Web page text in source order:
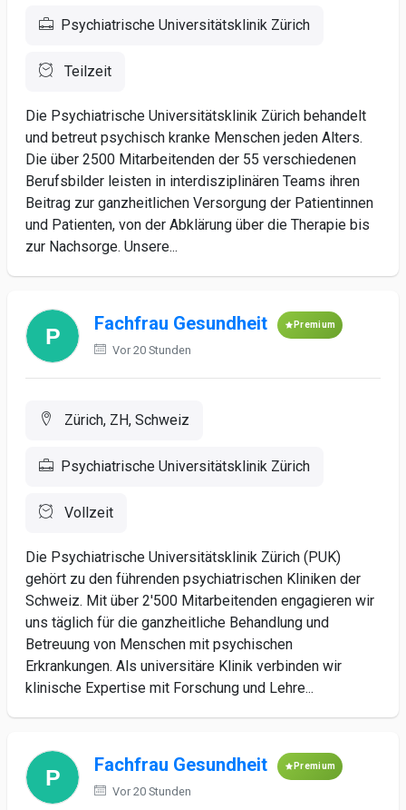
Psychiatrische Universitätsklinik Zürich
Teilzeit
Die Psychiatrische Universitätsklinik Zürich behandelt
und betreut psychisch kranke Menschen jeden Alters.
Die über 2500 Mitarbeitenden der 55 verschiedenen
Berufsbilder leisten in interdisziplinären Teams ihren
Beitrag zur ganzheitlichen Versorgung der Patientinnen
und Patienten, von der Abklärung über die Therapie bis
zur Nachsorge. Unsere...
Fachfrau Gesundheit Premium
Vor 20 Stunden
Zürich, ZH, Schweiz
Psychiatrische Universitätsklinik Zürich
Vollzeit
Die Psychiatrische Universitätsklinik Zürich (PUK)
gehört zu den führenden psychiatrischen Kliniken der
Schweiz. Mit über 2'500 Mitarbeitenden engagieren wir
uns täglich für die ganzheitliche Behandlung und
Betreuung von Menschen mit psychischen
Erkrankungen. Als universitäre Klinik verbinden wir
klinische Expertise mit Forschung und Lehre...
Fachfrau Gesundheit Premium
Vor 20 Stunden